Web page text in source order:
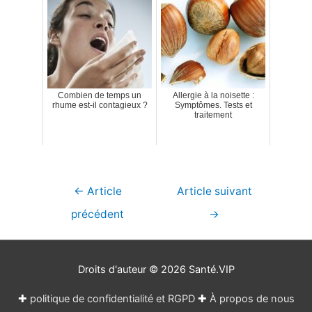
Combien de temps un
rhume est-il contagieux ?
Allergie à la noisette :
Symptômes. Tests et
traitement
Navigation
← Article
précédent
Article suivant
→
Droits d'auteur © 2026 Santé.VIP
✚ politique de confidentialité et RGPD✚ À propos de nous